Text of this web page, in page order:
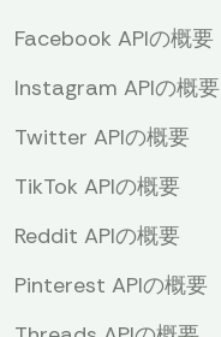
Facebook APIの概要
Instagram APIの概要
Twitter APIの概要
TikTok APIの概要
Reddit APIの概要
Pinterest APIの概要